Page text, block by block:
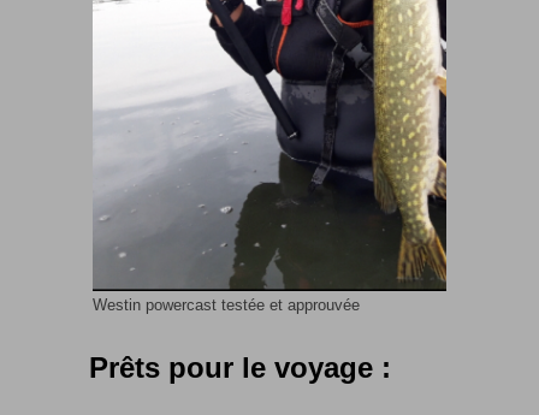
Westin powercast testée et approuvée
Prêts pour le voyage :